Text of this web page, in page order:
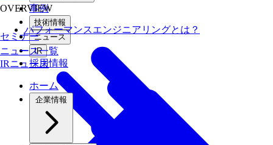
事例
技術情報
セミナーニュース
ニュース一覧
IR
採用情報
ホーム
企業情報
OVERVIEW
パフォーマンスエンジニアリングとは？
IRニュース